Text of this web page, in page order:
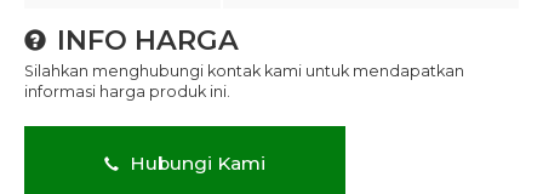
INFO HARGA
Silahkan menghubungi kontak kami untuk mendapatkan
informasi harga produk ini.
Hubungi Kami